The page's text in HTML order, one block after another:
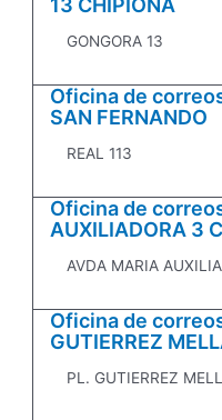
13 CHIPIONA
GONGORA 13
Oficina de
SAN FERNANDO
REAL 113
Oficina de
AUXILIADORA 3
AVDA MARIA
Oficina de
GUTIERREZ
PL. GUTIERREZ